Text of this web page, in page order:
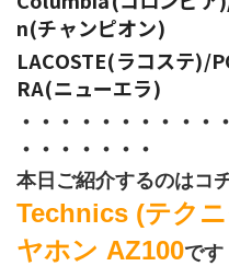
n(チャンピオン)
LACOSTE(ラコステ)/
RA(ニューエラ)
・・・・・・・・・・
・・・・・・・
本日ご紹介するのはコ
Technics (テク
ヤホン AZ100です